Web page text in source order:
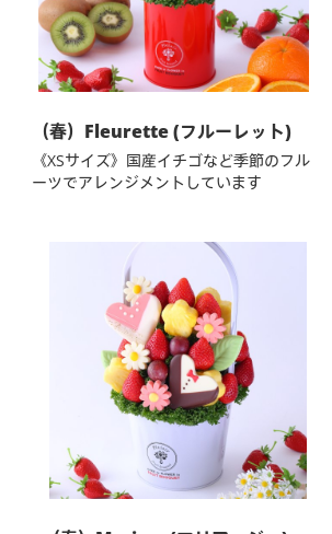
（春）Fleurette (フルーレット)
《XSサイズ》国産イチゴなど季節のフル
ーツでアレンジメントしています